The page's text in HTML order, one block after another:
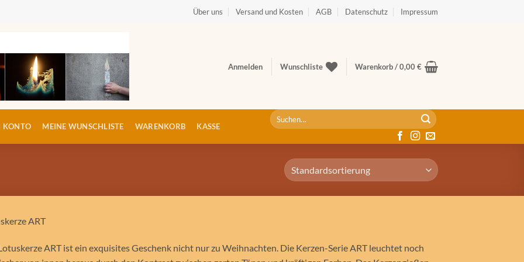
Über uns Versand und Kosten AGB Datenschutz Impressum
Anmelden Wunschliste Warenkorb /0,00€
KONTO MEINE WUNSCHLISTE WARENKORB KASSE
Suche
nach:
ART
ART ist ein exquisites Geschenk nicht nur zu Weihnachten. Die Kerzen-Serie ART leuchtet noch